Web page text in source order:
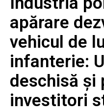
apărare
vehicul de
infanterie:
deschisă şi
investitori